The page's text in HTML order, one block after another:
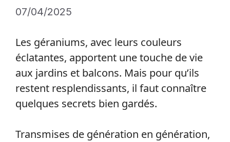
07/04/2025
Les géraniums, avec leurs couleurs
éclatantes, apportent une touche de vie
aux jardins et balcons. Mais pour qu’ils
restent resplendissants, il faut connaître
quelques secrets bien gardés.
Transmises de génération en génération,